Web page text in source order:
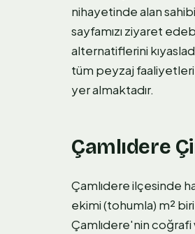
nihayetinde alan
sayfamızı ziyaret
alternatiflerini
tüm peyzaj
yer almaktadır.
Çamlıdere
Çamlıdere ilçesinde
ekimi (tohumla) m²
Çamlıdere'nin coğrafi